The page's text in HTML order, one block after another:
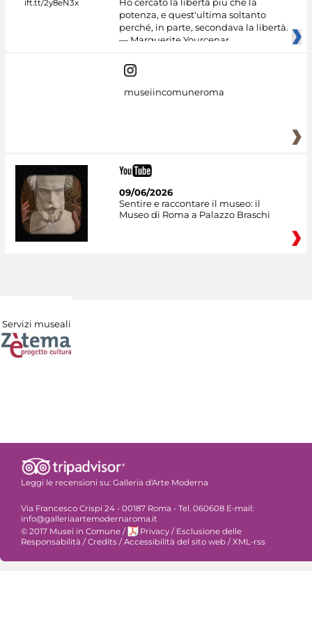
potenza, e quest'ultima soltanto
perché, in parte, secondava la libertà.
— Marguerite Yourcenar
museiincomuneroma
09/06/2026
Sentire e raccontare il museo: il
Museo di Roma a Palazzo Braschi
Servizi museali
Leggi le recensioni su: Galleria d'Arte Moderna
Via Francesco Crispi 24 - 00187 Roma - Tel. 060608 E-mail:
info@galleriaartemodernaroma.it
© 2017 Musei in Comune / Privacy / Esclusione delle
Responsabilità / Credits / Accessibilità del sito web / XML-rss